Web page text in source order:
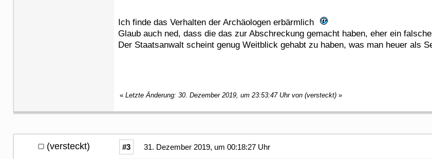
Ich finde das Verhalten der Archäologen erbärmlich
Glaub auch ned, dass die das zur Abschreckung gemacht haben, eher ein
Der Staatsanwalt scheint genug Weitblick gehabt zu haben, was man heuer als
« Letzte Änderung: 30. Dezember 2019, um 23:53:47 Uhr von (versteckt) »
(versteckt) #3 31. Dezember 2019, um 00:18:27 Uhr